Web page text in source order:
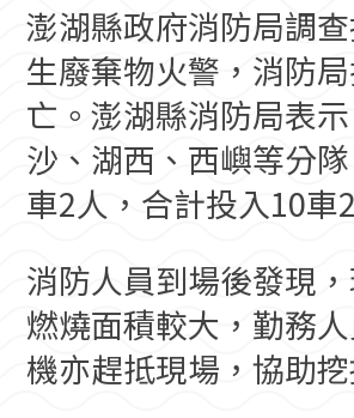
澎湖縣政府消防局調
生廢棄物火警，消防
亡。澎湖縣消防局表
沙、湖西、西嶼等分
車2人，合計投入10車
消防人員到場後發現
燃燒面積較大，勤務
機亦趕抵現場，協助